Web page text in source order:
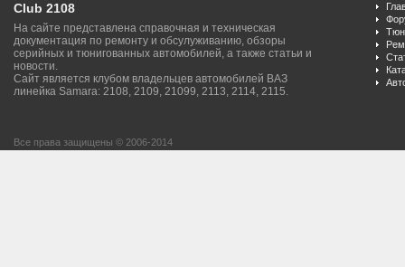
Club 2108
На сайте представлена справочная и техническая
документация по ремонту и обсулуживанию, обзоры
серийных и тюнигованных автомобилей, а также статьи и
новости.
Сайт является клубом владельцев автомобилей ВАЗ
линейка Samara: 2108, 2109, 21099, 2113, 2114, 2115.
Все права защищены © 2006-2014